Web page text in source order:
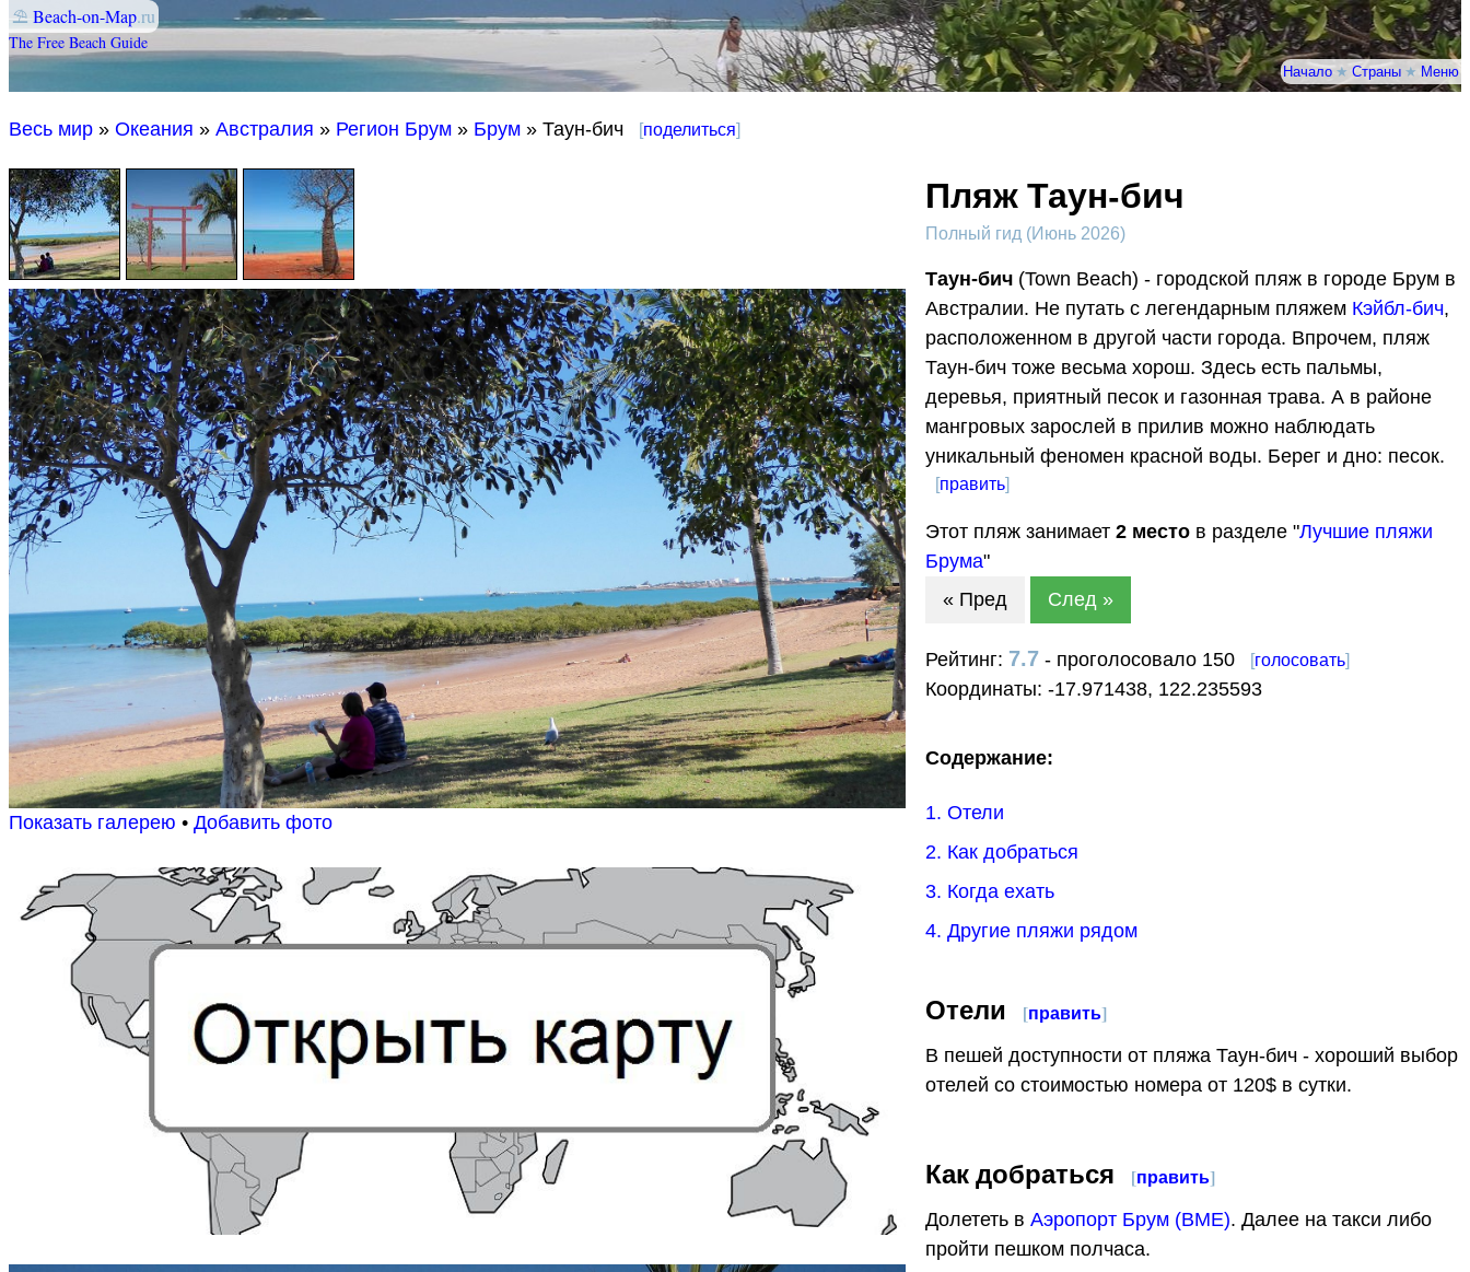
⛱ Beach-on-Map.ru
The Free Beach Guide
Начало★ Страны ★ Меню
Весь мир » Океания » Австралия » Регион Брум » Брум » Таун-бич [поделиться]
Показать галерею • Добавить фото
Пляж Таун-бич
Полный гид (Июнь 2026)
Таун-бич(Town Beach) - городской пляж в городе Брум в
Австралии. Не путать с легендарным пляжем Кэйбл-бич,
расположенном в другой части города. Впрочем, пляж
Таун-бич тоже весьма хорош. Здесь есть пальмы,
деревья, приятный песок и газонная трава. А в районе
мангровых зарослей в прилив можно наблюдать
уникальный феномен красной воды. Берег и дно: песок.
[править]
Этот пляж занимает 2местов разделе "Лучшие пляжи
Брума"
« Пред
След »
Рейтинг: 7.7- проголосовало 150 [голосовать]
Координаты: -17.971438, 122.235593
Содержание:
1. Отели
2. Как добраться
3. Когда ехать
4. Другие пляжи рядом
Отели [править]
В пешей доступности от пляжа Таун-бич - хороший выбор
отелей со стоимостью номера от 120$ в сутки.
Как добраться [править]
Долететь в Аэропорт Брум (BME). Далее на такси либо
пройти пешком полчаса.